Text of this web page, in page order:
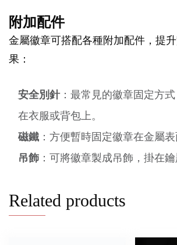
附加配件
金屬徽章可搭配各種附加配件，提
果：
安全別針：最常見的徽章固定方
在衣服或背包上。
磁鐵 ：方便暫時固定徽章在金屬表
吊飾 ：可將徽章製成吊飾，掛在鑰
Related products